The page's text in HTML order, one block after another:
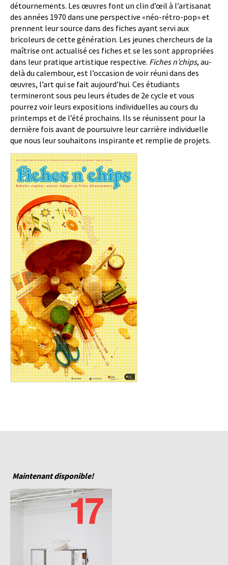
détournements. Les œuvres font un clin d’œil à l’artisanat
des années 1970 dans une perspective «néo-rétro-pop» et
prennent leur source dans des fiches ayant servi aux
bricoleurs de cette génération. Les jeunes chercheurs de la
maîtrise ont actualisé ces fiches et se les sont appropriées
dans leur pratique artistique respective. Fiches n’chips, au-
delà du calembour, est l’occasion de voir réuni dans des
œuvres, l’art qui se fait aujourd’hui. Ces étudiants
termineront sous peu leurs études de 2e cycle et vous
pourrez voir leurs expositions individuelles au cours du
printemps et de l’été prochains. Ils se réunissent pour la
dernière fois avant de poursuivre leur carrière individuelle
que nous leur souhaitons inspirante et remplie de projets.
Maintenant disponible!